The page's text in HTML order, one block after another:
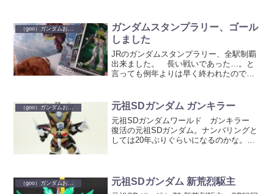
て一通分だけ応募できました。 で、さ
っきポスト見たら、...
ガンダムスタンプラリー、ゴール
しました
JRのガンダムスタンプラリー、全駅制覇
出来ました。 長い戦いであった…。と
言っても例年よりは早く終われたのです
駅制覇の景品、イラストボード。 ポス
ターやスタンプ帳表紙...
（goo）ガンダムおもちゃ 元祖SDガンダム ガンキラー
元祖SDガンダムワールド ガンキラー
復活の元祖SDガンダム。ナンバリングと
しては20年ぶりぐらいになるのかな。
ての商品そのままの...
元祖SDガンダム 新荒烈駆主